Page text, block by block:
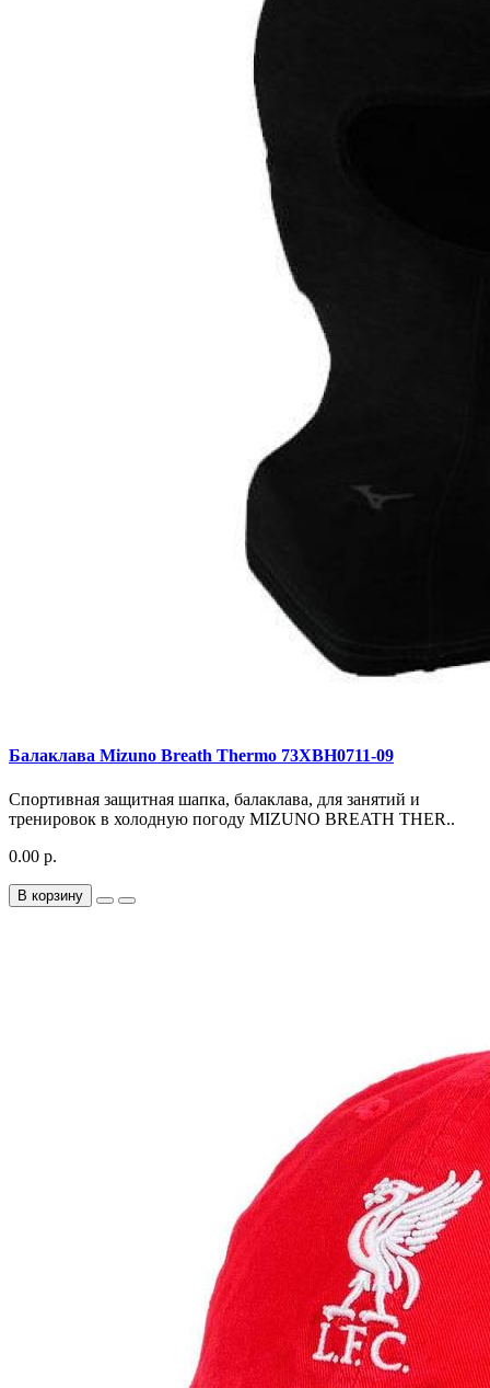
Балаклава Mizuno Breath Thermo 73XBH0711-09
Спортивная защитная шапка, балаклава, для занятий и
тренировок в холодную погоду MIZUNO BREATH THER..
0.00 р.
В корзину